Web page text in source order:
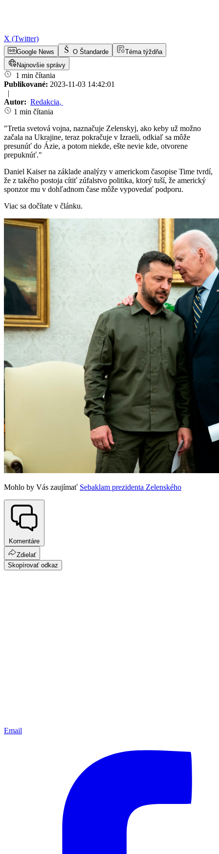
X (Twitter)
Google News O Štandarde
Téma týždňa
Najnovšie správy
1 min čítania
Publikované: 2023-11-03 14:42:01
|
Autor: Redakcia,
1 min čítania
"Tretia svetová vojna, naznačuje Zelenskyj, ako keby už možno
začala na Ukrajine, teraz pokračuje v Izraeli, odkiaľ sa môže
presunúť do Ázie, a potom niekde, ešte nevie kde, otvorene
prepuknúť."
Daniel Kaiser na základe analýzy v americkom časopise Time tvrdí,
že z takého postoja cítiť zúfalstvo politika, ktorý tuší, že americký
sponzor mu v dohľadnom čase môže vypovedať podporu.
Viac sa dočítate v článku.
Mohlo by Vás zaujímať Sebaklam prezidenta Zelenského
Komentáre
Zdielať
Skopírovať odkaz
Email